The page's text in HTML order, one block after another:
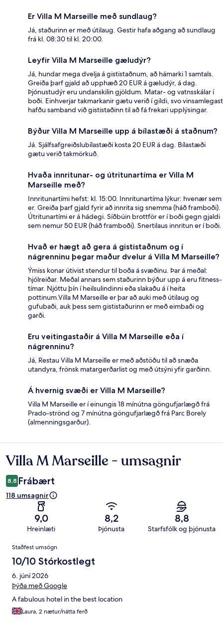
Er Villa M Marseille með sundlaug?
Já, staðurinn er með útilaug. Gestir hafa aðgang að sundlaug
frá kl. 08:30 til kl. 20:00.
Leyfir Villa M Marseille gæludýr?
Já, hundar mega dvelja á gististaðnum, að hámarki 1 samtals.
Greiða þarf gjald að upphæð 20 EUR á gæludýr, á dag.
Þjónustudýr eru undanskilin gjöldum. Matar- og vatnsskálar í
boði. Einhverjar takmarkanir gætu verið í gildi, svo vinsamlegast
hafðu samband við gististaðinn til að fá frekari upplýsingar.
Býður Villa M Marseille upp á bílastæði á staðnum?
Já. Sjálfsafgreiðslubílastæði kosta 20 EUR á dag. Bílastæði
gætu verið takmörkuð.
Hvaða innritunar- og útritunartíma er Villa M
Marseille með?
Innritunartími hefst: kl. 15:00. Innritunartíma lýkur: hvenær sem
er. Greiða þarf gjald fyrir að innrita sig snemma (háð framboði).
Útritunartími er á hádegi. Síðbúin brottför er í boði gegn gjaldi
sem nemur 50 EUR (háð framboði). Snertilaus innritun er í boði.
Hvað er hægt að gera á gististaðnum og í
nágrenninu þegar maður dvelur á Villa M Marseille?
Ýmiss konar útivist stendur til boða á svæðinu. Þar á meðal:
hjólreiðar. Meðal annars sem staðurinn býður upp á eru fitness-
tímar. Njóttu þín í heilsulindinni eða slakaðu á í heita
pottinum.Villa M Marseille er þar að auki með útilaug og
gufubaði, auk þess sem gististaðurinn er með eimbaði og
garði.
Eru veitingastaðir á Villa M Marseille eða í
nágrenninu?
Já, Restau Villa M Marseille er með aðstöðu til að snæða
utandyra, frönsk matargerðarlist og með útsýni yfir garðinn.
Á hvernig svæði er Villa M Marseille?
Villa M Marseille er í einungis 18 mínútna göngufjarlægð frá
Prado-strönd og 7 mínútna göngufjarlægð frá Parc Borely
(almenningsgarður).
Umsagnir
Villa M Marseille - umsagnir
8,8 Frábært
118 umsagnir
9,0
Hreinlæti
8,2
Þjónusta
8,8
Starfsfólk og þjónusta
Umsagnir
Staðfest umsögn
10/10 Stórkostlegt
6. júní 2026
Þýða með Google
A fabulous hotel in the best location
Laura, 2 nætur/nátta ferð